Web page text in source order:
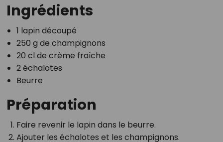
Ingrédients
1 lapin découpé
250 g de champignons
20 cl de crème fraîche
2 échalotes
Beurre
Préparation
Faire revenir le lapin dans le beurre.
Ajouter les échalotes et les champignons.